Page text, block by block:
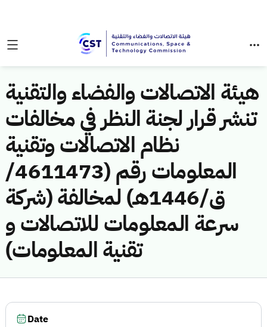
هيئة الاتصالات والفضاء والتقنية
تنشر قرار لجنة النظر في مخالفات
نظام الاتصالات وتقنية
المعلومات رقم (4611473/
ق/1446هـ) لمخالفة (شركة
سرعة المعلومات للاتصالات و
تقنية المعلومات)
Date